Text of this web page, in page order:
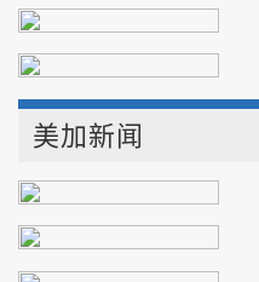
美加新闻